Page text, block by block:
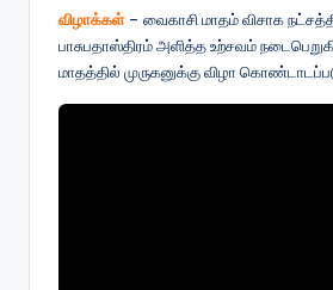
விழாக்கள் – வைகாசி மாதம் விசாக
பாசுபதாஸ்திரம் அளித்த உற்சவம்
மாதத்தில் முருகனுக்கு விழா